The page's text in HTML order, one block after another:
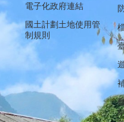
電子化政府連結
國土計劃土地使用管
制規則